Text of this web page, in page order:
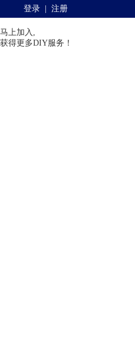
登录 注册
马上加入,
获得更多DIY服务！